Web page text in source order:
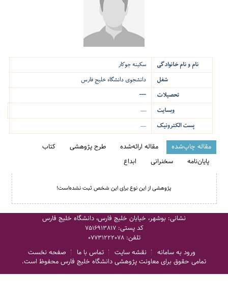
نام و نام خانوادگی
سکینه جوکار
شغل
دانشجوی دانشگاه خلیج فارس
تحصیلات
—
وبسایت
—
پست الکترونیک —
مقاله چاپ‌شده مقاله ارائه‌شده طرح پژوهشی
کتاب
پایان‌نامه
سخنرانی ابداع
پژوهشی از این نوع برای این شخص ثبت نشده‌است!
نشانی: بوشهر، خیابان خلیج فارس، دانشگاه خلیج فارس
کد پستی:7516913817
تلفن:07731222078
صفحه نخست تماس با ما نقشه سایت
ورود به سامانه
تمامی حقوق برای معاونت پژوهشی دانشگاه خلیج فارس محفوظ است.